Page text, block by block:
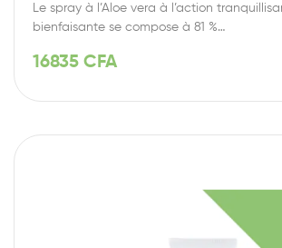
Le spray à l’Aloe vera à l’action
bienfaisante se compose à 81 %…
16835 CFA